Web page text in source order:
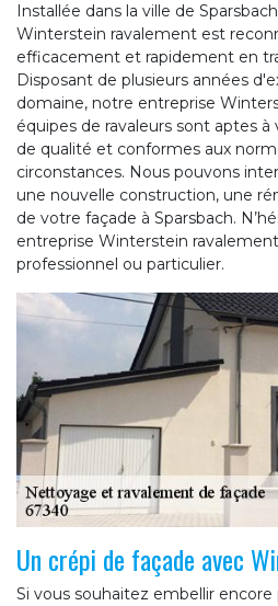
Installée dans la ville de
Winterstein ravalement est
efficacement et rapidement en
Disposant de plusieurs années
domaine, notre entreprise
équipes de ravaleurs sont aptes à
de qualité et conformes aux
circonstances. Nous pouvons
une nouvelle construction, une
de votre façade à Sparsbach.
entreprise Winterstein
professionnel ou particulier.
Un crépi de façade avec
Si vous souhaitez embellir encore